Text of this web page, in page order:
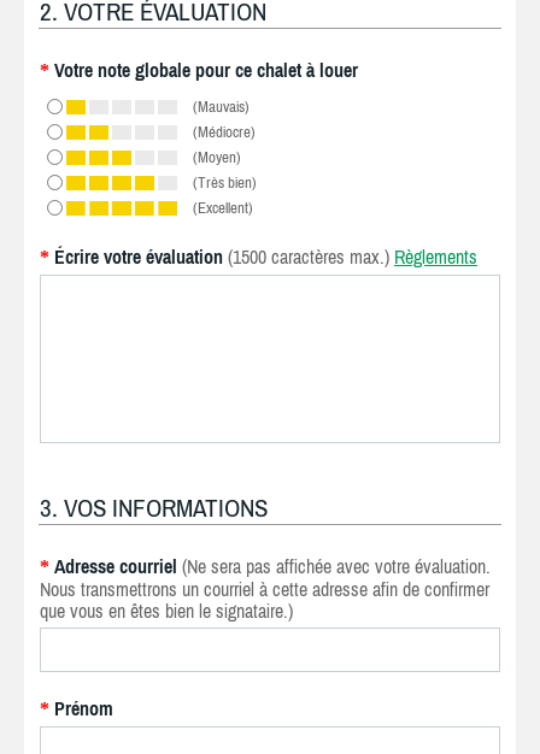
2. VOTRE ÉVALUATION
* Votre note globale pour ce chalet à louer
(Mauvais)
(Médiocre)
(Moyen)
(Très bien)
(Excellent)
* Écrire votre évaluation (1500 caractères max.) Règlements
3. VOS INFORMATIONS
* Adresse courriel (Ne sera pas affichée avec votre évaluation.
Nous transmettrons un courriel à cette adresse afin de confirmer
que vous en êtes bien le signataire.)
* Prénom